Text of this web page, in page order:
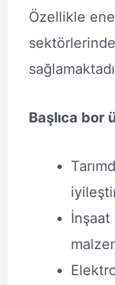
Özellikle
Başlıca bor
İnşaat